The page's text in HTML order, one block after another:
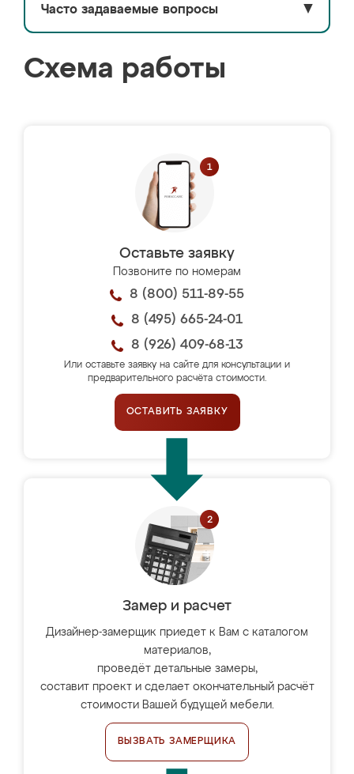
Часто задаваемые вопросы ▼
Схема работы
Оставьте заявку
Позвоните по номерам
8 (800) 511-89-55
8 (495) 665-24-01
8 (926) 409-68-13
Или оставьте заявку на сайте для консультации и
предварительного расчёта стоимости.
ОСТАВИТЬ ЗАЯВКУ
Замер и расчет
Дизайнер-замерщик приедет к Вам с каталогом
материалов,
проведёт детальные замеры,
составит проект и сделает окончательный расчёт
стоимости Вашей будущей мебели.
ВЫЗВАТЬ ЗАМЕРЩИКА